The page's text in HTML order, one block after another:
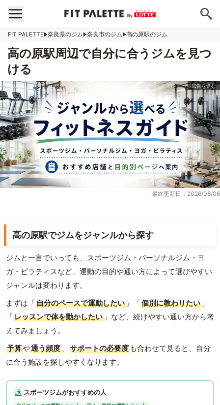
FIT PALETTE 奈良県のジム 奈良市のジム 高の原駅のジム
高の原駅周辺で自分に合うジムを見つ
ける
最終更新日：2026/08/06
高の原駅でジムをジャンルから探す
ジムと一言でいっても、スポーツジム・パーソナルジム・ヨ
ガ・ピラティスなど、運動の目的や通い方によって選びやすい
ジャンルは変わります。
まずは「自分のペースで運動したい 」「個別に教わりたい 」
「レッスンで体を動かしたい 」など、続けやすい通い方から考
えてみましょう。
予算や通う頻度 、 サポートの必要度 も合わせて見ると、自分
に合う施設を探しやすくなります。
スポーツジムがおすすめの人